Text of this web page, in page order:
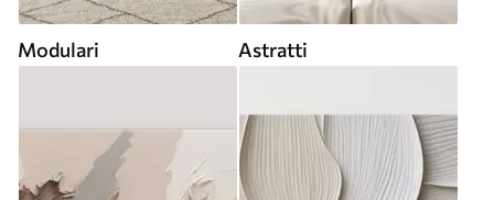
Modulari Astratti